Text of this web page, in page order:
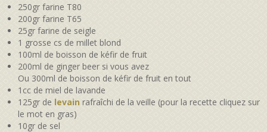
250gr farine T80
200gr farine T65
25gr farine de seigle
1 grosse cs de millet blond
100ml de boisson de kéfir de fruit
200ml de ginger beer si vous avez
Ou 300ml de boisson de kéfir de fruit en tout
1cc de miel de lavande
125gr de levain rafraîchi de la veille (pour la recette cliquez sur
le mot en gras)
10gr de sel